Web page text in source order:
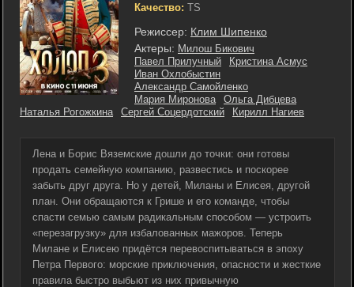
Качество: TS
Режиссер: Клим Шипенко
Актеры: Милош Бикович
Павел Прилучный
Кристина Асмус
Иван Охлобыстин
Александр Самойленко
Мария Миронова
Ольга Дибцева
Наталья Рогожкина
Сергей Соцердотский Кирилл Нагиев
Лена и Борис Вяземские дошли до точки: они готовы
продать семейную компанию, развестись и поскорее
забыть друг друга. Но у детей, Миланы и Елисея, другой
план. Они обращаются к Грише и его команде, чтобы
спасти семью самым радикальным способом — устроить
«перезагрузку» для избалованных мажоров. Теперь
Милане и Елисею придётся перевоспитываться в эпоху
Петра Первого: морские приключения, опасности и жесткие
правила быстро выбьют из них привычную